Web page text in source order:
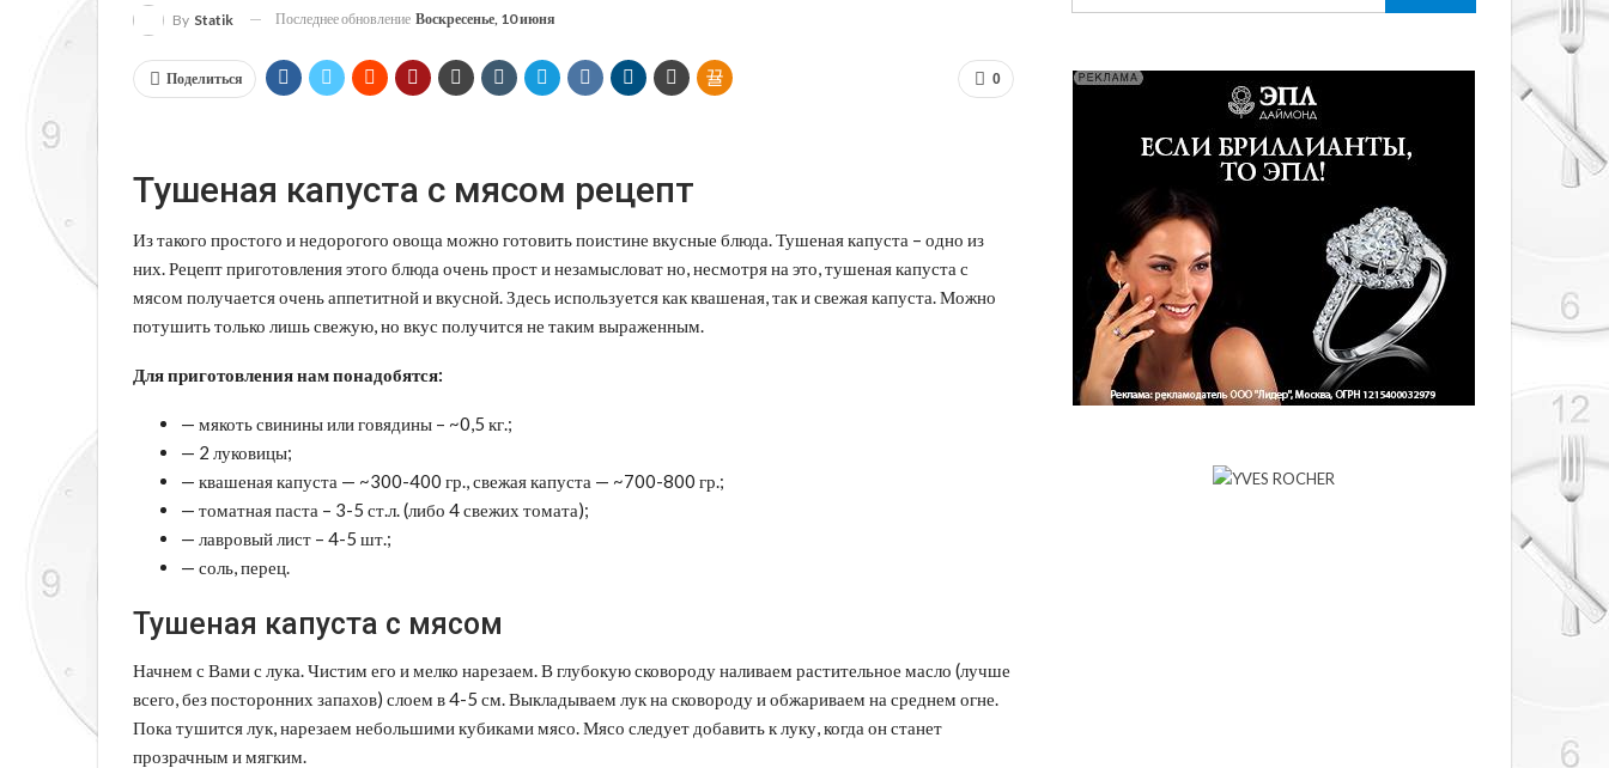
By Statik Последнее обновление Воскресенье, 10 июня
0
Поделиться
Тушеная капуста с мясом рецепт
Из такого простого и недорогого овоща можно готовить поистине вкусные блюда. Тушеная капуста – одно из
них. Рецепт приготовления этого блюда очень прост и незамысловат но, несмотря на это, тушеная капуста с
мясом получается оченьаппетитной и вкусной. Здесь используется как квашеная, так и свежая капуста. Можно
потушить только лишь свежую, но вкус получится не таким выраженным.
Для приготовления нам понадобятся:
— мякоть свинины или говядины – ~0,5 кг.;
— 2 луковицы;
— квашеная капуста — ~300-400 гр., свежая капуста — ~700-800 гр.;
— томатная паста – 3-5 ст.л. (либо 4 свежих томата);
— лавровый лист – 4-5 шт.;
— соль, перец.
Тушеная капуста с мясом
Начнем с Вами с лука. Чистим его и мелко нарезаем. В глубокую сковороду наливаем растительное масло (лучше
всего, без посторонних запахов) слоем в 4-5 см. Выкладываем лук на сковороду и обжариваем на среднем огне.
Пока тушится лук, нарезаем небольшими кубиками мясо. Мясо следует добавить к луку, когда он станет
прозрачным и мягким.